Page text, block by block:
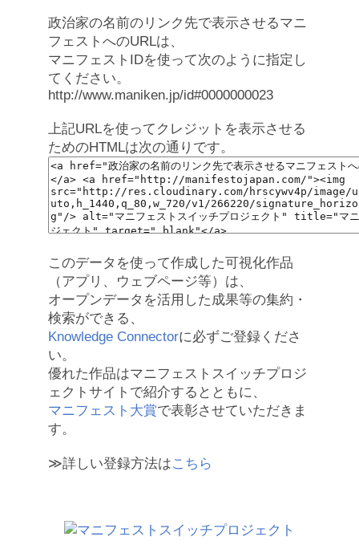
政治家の名前のリンク先で表示させるマニ
フェストへのURLは、
マニフェストIDを使って次のように指定し
てください。
http://www.maniken.jp/id#0000000023
上記URLを使ってクレジットを表示させる
ためのHTMLは次の通りです。
このデータを使って作成した可視化作品
（アプリ、ウェブページ等）は、
オープンデータを活用した成果等の集約・
検索ができる、
Knowledge Connectorに必ずご登録くださ
い。
優れた作品はマニフェストスイッチプロジ
ェクトサイトで紹介するとともに、
マニフェスト大賞で表彰させていただきま
す。
≫詳しい登録方法はこちら